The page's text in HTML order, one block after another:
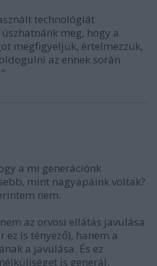
technológiát
meg, hogy a
megfigyeljük, értelmezzük,
az ennek során
a mi generációnk
mint nagyapáink voltak?
nem.
az orvosi ellátás javulása
is tényező), hanem a
a javulása. És ez
is generál.